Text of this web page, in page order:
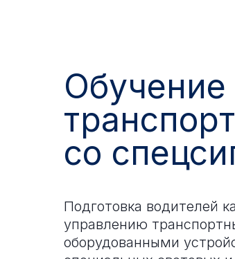
Обучение
со
Подготовка водителей
управлению
оборудованными